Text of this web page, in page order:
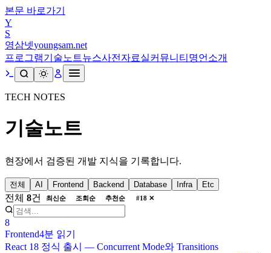
본문 바로가기
Y
S
영삼넷youngsam.net
프로그램기술노트뉴스사전 자료실커뮤니티 명언 소개
TECH NOTES
기술노트
현장에서 검증된 개발 지식을 기록합니다.
전체 AI Frontend Backend Database Infra Etc
전체 8건 최신순 조회순 추천순 #18 ✕
8
Frontend4분 읽기
React 18 정식 출시 — Concurrent Mode와 Transitions